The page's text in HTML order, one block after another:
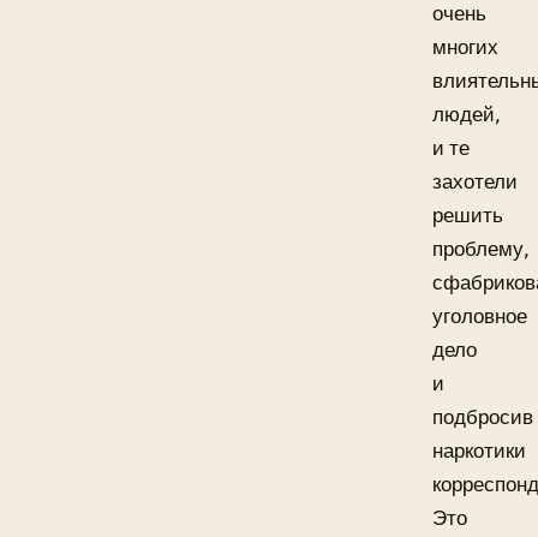
очень
многих
людей,
и те
захотели
решить
проблему,
уголовное
дело
и
подбросив
наркотики
Это